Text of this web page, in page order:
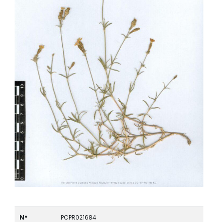
N° PCPR021684